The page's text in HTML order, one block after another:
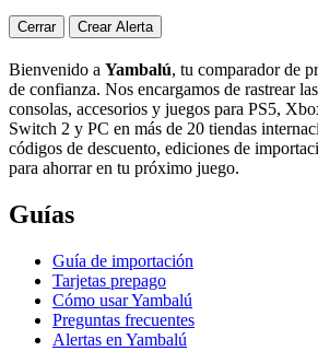
Cerrar Crear Alerta
Bienvenido a Yambalú, tu comparador de
de confianza. Nos encargamos de rastrear
consolas, accesorios y juegos para PS5,
Switch 2 y PC en más de 20 tiendas
códigos de descuento, ediciones de
para ahorrar en tu próximo juego.
Guías
Guía de importación
Tarjetas prepago
Cómo usar Yambalú
Preguntas frecuentes
Alertas en Yambalú